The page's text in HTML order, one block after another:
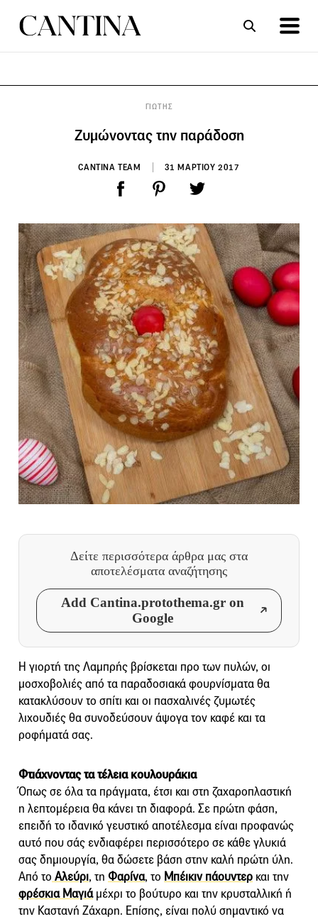
ΓΙΩΤΗΣ
Ζυμώνοντας την παράδοση
CANTINA TEAM 31 ΜΑΡΤΙΟΥ 2017
Δείτε περισσότερα άρθρα μας στα
αποτελέσματα αναζήτησης
Add Cantina.protothema.gr on
Google
Η γιορτή της Λαμπρής βρίσκεται προ των πυλών, οι
μοσχοβολιές από τα παραδοσιακά φουρνίσματα θα
κατακλύσουν το σπίτι και οι πασχαλινές ζυμωτές
λιχουδιές θα συνοδεύσουν άψογα τον καφέ και τα
ροφήματά σας.
Φτιάχνοντας τα τέλεια κουλουράκια
Όπως σε όλα τα πράγματα, έτσι και στη ζαχαροπλαστική
η λεπτομέρεια θα κάνει τη διαφορά. Σε πρώτη φάση,
επειδή το ιδανικό γευστικό αποτέλεσμα είναι προφανώς
αυτό που σάς ενδιαφέρει περισσότερο σε κάθε γλυκιά
σας δημιουργία, θα δώσετε βάση στην καλή πρώτη ύλη.
Από το Αλεύρι, τη Φαρίνα, το Μπέικιν πάουντερ και την
φρέσκια Μαγιάμέχρι το βούτυρο και την κρυσταλλική ή
την Καστανή Ζάχαρη. Επίσης, είναι πολύ σημαντικό να